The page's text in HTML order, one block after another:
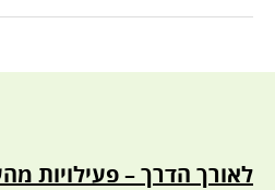
לאורך הדרך – פעילויות